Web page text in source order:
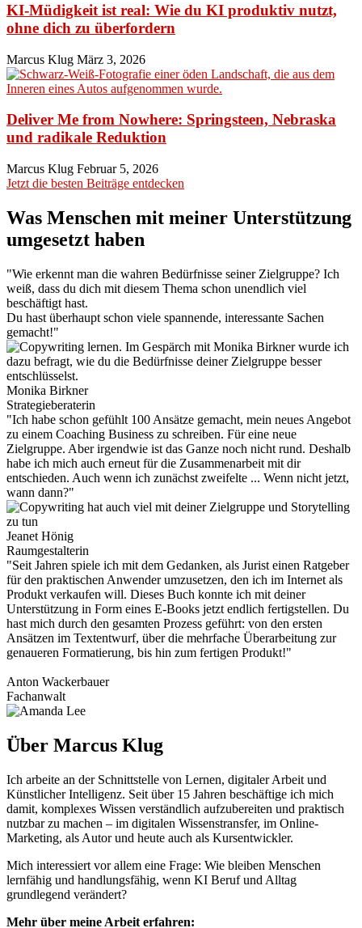
KI-Müdigkeit ist real: Wie du KI produktiv nutzt,
ohne dich zu überfordern
Marcus Klug März 3, 2026
Deliver Me from Nowhere: Springsteen, Nebraska
und radikale Reduktion
Marcus Klug Februar 5, 2026
Jetzt die besten Beiträge entdecken
Was Menschen mit meiner Unterstützung
umgesetzt haben
"Wie erkennt man die wahren Bedürfnisse seiner Zielgruppe? Ich
weiß, dass du dich mit diesem Thema schon unendlich viel
beschäftigt hast.
Du hast überhaupt schon viele spannende, interessante Sachen
gemacht!"
Monika Birkner
Strategieberaterin
"Ich habe schon gefühlt 100 Ansätze gemacht, mein neues Angebot
zu einem Coaching Business zu schreiben. Für eine neue
Zielgruppe. Aber irgendwie ist das Ganze noch nicht rund. Deshalb
habe ich mich auch erneut für die Zusammenarbeit mit dir
entschieden. Auch wenn ich zunächst zweifelte ... Wenn nicht jetzt,
wann dann?"
Jeanet Hönig
Raumgestalterin
"Seit Jahren spiele ich mit dem Gedanken, als Jurist einen Ratgeber
für den praktischen Anwender umzusetzen, den ich im Internet als
Produkt verkaufen will. Dieses Buch konnte ich mit deiner
Unterstützung in Form eines E-Books jetzt endlich fertigstellen. Du
hast mich durch den gesamten Prozess geführt: von den ersten
Ansätzen im Textentwurf, über die mehrfache Überarbeitung zur
genaueren Formatierung, bis hin zum fertigen Produkt!"
Anton Wackerbauer
Fachanwalt
Über Marcus Klug
Ich arbeite an der Schnittstelle von Lernen, digitaler Arbeit und
Künstlicher Intelligenz. Seit über 15 Jahren beschäftige ich mich
damit, komplexes Wissen verständlich aufzubereiten und praktisch
nutzbar zu machen – im digitalen Wissenstransfer, im Online-
Marketing, als Autor und heute auch als Kursentwickler.
Mich interessiert vor allem eine Frage: Wie bleiben Menschen
lernfähig und handlungsfähig, wenn KI Beruf und Alltag
grundlegend verändert?
Mehr über meine Arbeit erfahren: